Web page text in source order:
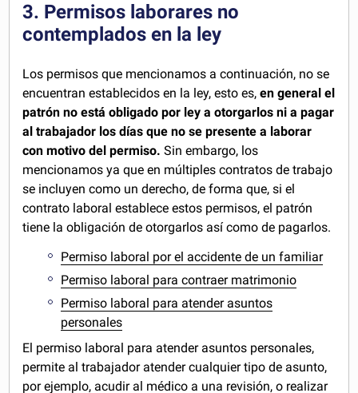
3. Permisos laborares no
contemplados en la ley
Los permisos que mencionamos a continuación, no se
encuentran establecidos en la ley, esto es,en general el
patrón no está obligado por ley a otorgarlos ni a pagar
al trabajador los días que no se presente a laborar
con motivo del permiso. Sin embargo, los
mencionamos ya que en múltiples contratos de trabajo
se incluyen como un derecho, de forma que, si el
contrato laboral establece estos permisos, el patrón
tiene la obligación de otorgarlos así como de pagarlos.
Permiso laboral por el accidente de un familiar
Permiso laboral para contraer matrimonio
Permiso laboral para atender asuntos
personales
El permiso laboral para atender asuntos personales,
permite al trabajador atender cualquier tipo de asunto,
por ejemplo, acudir al médico a una revisión, o realizar